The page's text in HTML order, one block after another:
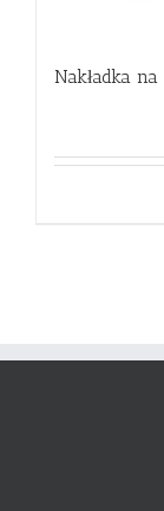
Nakładka